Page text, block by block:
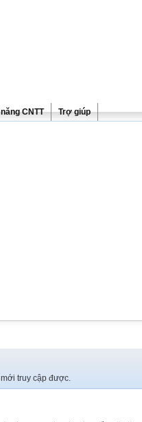
CNTT Trợ giúp
truy cập được.